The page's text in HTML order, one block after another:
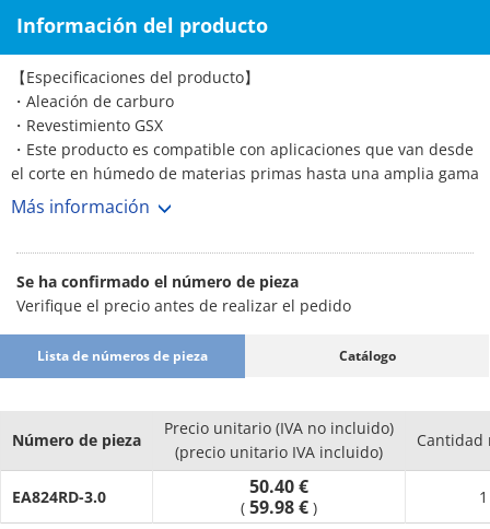
Información del producto
【Especificaciones del producto】
・Aleación de carburo
・Revestimiento GSX
・Este producto es compatible con aplicaciones que van desde
el corte en húmedo de materias primas hasta una amplia gama
de cortes en seco.
・Diámetro del vástago…6
Más información
Se ha confirmado el número de pieza
Verifique el precio antes de realizar el pedido
Lista de números de pieza Catálogo
Número de pieza
Precio unitario (IVA no incluido)
(precio unitario IVA incluido)
Cantidad
EA824RD-3.0 50.40 €
( 59.98 € )